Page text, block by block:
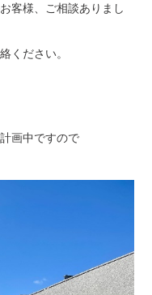
客様、ご相談ありまし
ください。
画中ですので